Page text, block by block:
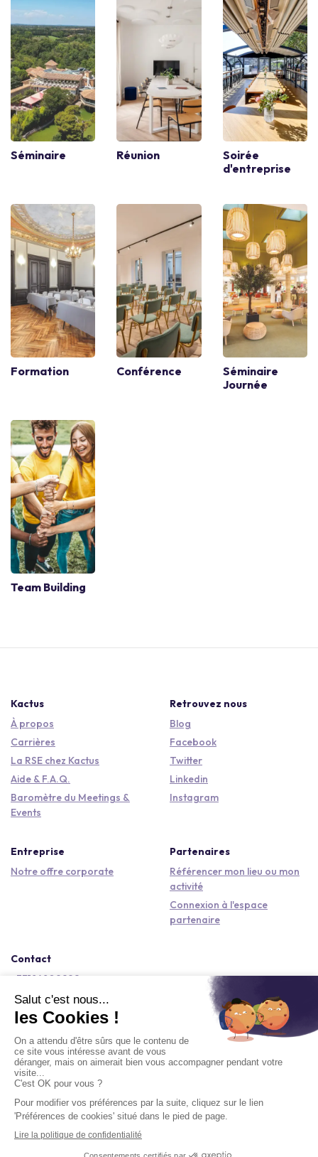
Séminaire Réunion
Soirée
d'entreprise
Formation Conférence
Séminaire
Journée
Team Building
Kactus
À propos
Carrières
La RSE chez Kactus
Aide & F.A.Q.
Baromètre du Meetings &
Events
Retrouvez nous
Blog
Facebook
Twitter
Linkedin
Instagram
Entreprise
Notre offre corporate
Partenaires
Référencer mon lieu ou mon
activité
Connexion à l'espace
partenaire
Contact
+33184809292
hello@kactus.com
Copyright © 2026 Kactus Tous droits réservés
Conditions générales d'utilisation
Mentions légales
Signaler un contenu
Accessibilité : non conforme